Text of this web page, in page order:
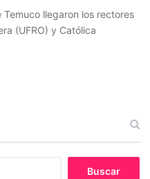
llegaron los rectores
(UFRO) y Católica